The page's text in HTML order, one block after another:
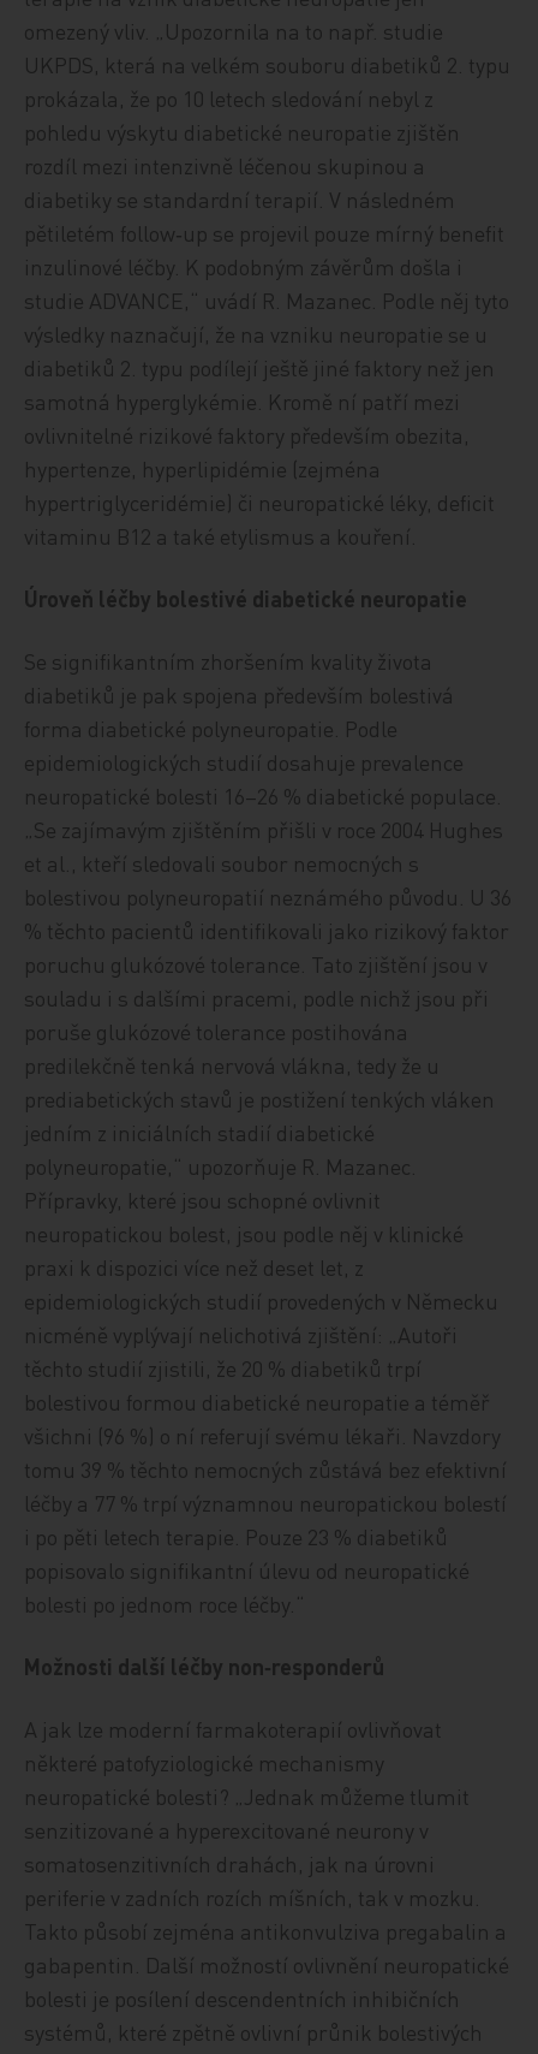
omezený vliv. „Upozornila na to např. studie
UKPDS, která na velkém souboru diabetiků 2. typu
prokázala, že po 10 letech sledování nebyl z
pohledu výskytu diabetické neuropatie zjištěn
rozdíl mezi intenzivně léčenou skupinou a
diabetiky se standardní terapií. V následném
pětiletém follow‑up se projevil pouze mírný benefit
inzulinové léčby. K podobným závěrům došla i
studie ADVANCE,“ uvádí R. Mazanec. Podle něj tyto
výsledky naznačují, že na vzniku neuropatie se u
diabetiků 2. typu podílejí ještě jiné faktory než jen
samotná hyperglykémie. Kromě ní patří mezi
ovlivnitelné rizikové faktory především obezita,
hypertenze, hyperlipidémie (zejména
hypertriglyceridémie) či neuropatické léky, deficit
vitaminu B12 a také etylismus a kouření.
Úroveň léčby bolestivé diabetické neuropatie
Se signifikantním zhoršením kvality života
diabetiků je pak spojena především bolestivá
forma diabetické polyneuropatie. Podle
epidemiologických studií dosahuje prevalence
neuropatické bolesti 16–26 % diabetické populace.
„Se zajímavým zjištěním přišli v roce 2004 Hughes
et al., kteří sledovali soubor nemocných s
bolestivou polyneuropatií neznámého původu. U 36
% těchto pacientů identifikovali jako rizikový faktor
poruchu glukózové tolerance. Tato zjištění jsou v
souladu i s dalšími pracemi, podle nichž jsou při
poruše glukózové tolerance postihována
predilekčně tenká nervová vlákna, tedy že u
prediabetických stavů je postižení tenkých vláken
jedním z iniciálních stadií diabetické
polyneuropatie,“ upozorňuje R. Mazanec.
Přípravky, které jsou schopné ovlivnit
neuropatickou bolest, jsou podle něj v klinické
praxi k dispozici více než deset let, z
epidemiologických studií provedených v Německu
nicméně vyplývají nelichotivá zjištění: „Autoři
těchto studií zjistili, že 20 % diabetiků trpí
bolestivou formou diabetické neuropatie a téměř
všichni (96 %) o ní referují svému lékaři. Navzdory
tomu 39 % těchto nemocných zůstává bez efektivní
léčby a 77 % trpí významnou neuropatickou bolestí
i po pěti letech terapie. Pouze 23 % diabetiků
popisovalo signifikantní úlevu od neuropatické
bolesti po jednom roce léčby.“
Možnosti další léčby non‑responderů
A jak lze moderní farmakoterapií ovlivňovat
některé patofyziologické mechanismy
neuropatické bolesti? „Jednak můžeme tlumit
senzitizované a hyperexcitované neurony v
somatosenzitivních drahách, jak na úrovni
periferie v zadních rozích míšních, tak v mozku.
Takto působí zejména antikonvulziva pregabalin a
gabapentin. Další možností ovlivnění neuropatické
bolesti je posílení descendentních inhibičních
systémů, které zpětně ovlivní průnik bolestivých